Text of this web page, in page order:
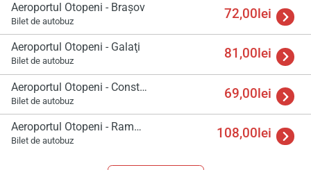
Aeroportul Otopeni - Braşov
Bilet de autobuz 72,00lei
Aeroportul Otopeni - Galaţi
Bilet de autobuz 81,00lei
Aeroportul Otopeni - Constanta
Bilet de autobuz 69,00lei
Aeroportul Otopeni - Ramnicu Valcea
Bilet de autobuz 108,00lei